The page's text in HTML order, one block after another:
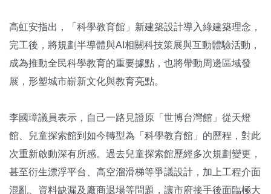
高虹安指出，「科學教育館」新建築設計導入綠建築理念，
完工後，將規劃半導體與AI相關科技策展與互動體驗活動，
成為推動全民科學教育的重要據點，也將帶動周邊區域發
展，形塑城市嶄新文化與教育亮點。
李國璋議員表示，自己一路見證原「世博台灣館」從天燈
館、兒童探索館到如今轉型為「科學教育館」的歷程，對此
次重新啟動深有所感。過去兒童探索館歷經多次規劃變更，
甚至衍生漂浮平台、高空溜滑梯等爭議設計，加上工程介面
混亂、資料缺漏及廠商退場等問題，讓市府接手後面臨極大